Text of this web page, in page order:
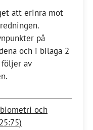
att erinra mot
på
och i bilaga 2
av
och